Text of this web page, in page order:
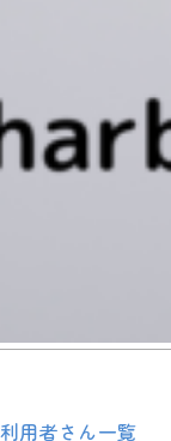
利用者さん一覧